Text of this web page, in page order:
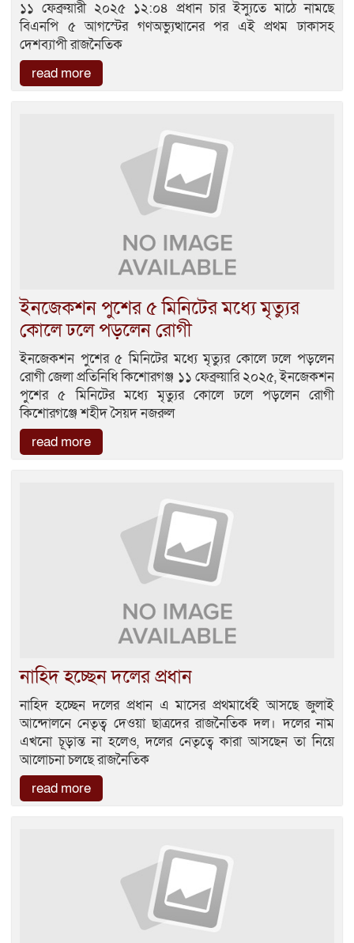
১১ ফেব্রুয়ারী ২০২৫ ১২:০৪ প্রধান চার ইস্যুতে মাঠে নামছে
বিএনপি ৫ আগস্টের গণঅভ্যুত্থানের পর এই প্রথম ঢাকাসহ
দেশব্যাপী রাজনৈতিক
read more
ইনজেকশন পুশের ৫ মিনিটের মধ্যে মৃত্যুর
কোলে ঢলে পড়লেন রোগী
ইনজেকশন পুশের ৫ মিনিটের মধ্যে মৃত্যুর কোলে ঢলে পড়লেন
রোগী জেলা প্রতিনিধি কিশোরগঞ্জ ১১ ফেব্রুয়ারি ২০২৫, ইনজেকশন
পুশের ৫ মিনিটের মধ্যে মৃত্যুর কোলে ঢলে পড়লেন রোগী
কিশোরগঞ্জে শহীদ সৈয়দ নজরুল
read more
নাহিদ হচ্ছেন দলের প্রধান
নাহিদ হচ্ছেন দলের প্রধান এ মাসের প্রথমার্ধেই আসছে জুলাই
আন্দোলনে নেতৃত্ব দেওয়া ছাত্রদের রাজনৈতিক দল। দলের নাম
এখনো চূড়ান্ত না হলেও, দলের নেতৃত্বে কারা আসছেন তা নিয়ে
আলোচনা চলছে রাজনৈতিক
read more